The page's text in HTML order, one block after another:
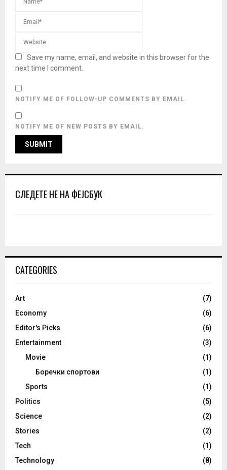
Save my name, email, and website in this browser for the
next time I comment.
NOTIFY ME OF FOLLOW-UP COMMENTS BY EMAIL.
NOTIFY ME OF NEW POSTS BY EMAIL.
СЛЕДЕТЕ НЕ НА ФЕЈСБУК
CATEGORIES
Art
(7)
Economy
(6)
Editor's Picks
(6)
Entertainment
(3)
Movie
(1)
Боречки спортови
(1)
Sports
(1)
Politics
(5)
Science
(2)
Stories
(2)
Tech
(1)
Technology
(8)